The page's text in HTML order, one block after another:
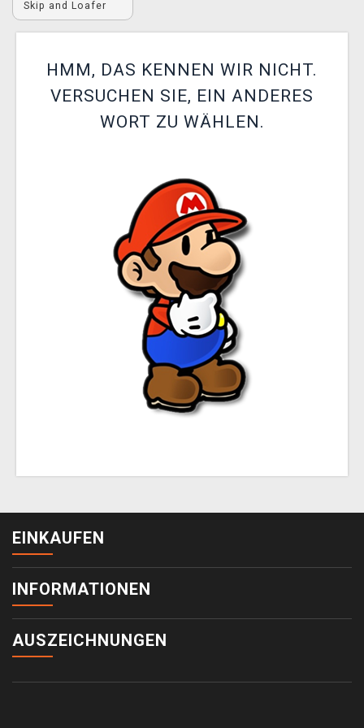
XZONE CLUB
Skip and Loafer
HMM, DAS KENNEN WIR NICHT.
VERSUCHEN SIE, EIN ANDERES
WORT ZU WÄHLEN.
EINKAUFEN
INFORMATIONEN
AUSZEICHNUNGEN